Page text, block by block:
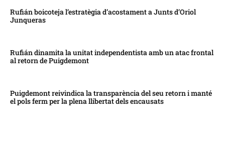
Rufián boicoteja l’estratègia d’acostament a Junts d’Oriol
Junqueras
Rufián dinamita la unitat independentista amb un atac frontal
al retorn de Puigdemont
Puigdemont reivindica la transparència del seu retorn i manté
el pols ferm per la plena llibertat dels encausats